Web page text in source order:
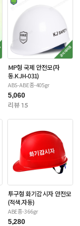
MP형 국제 안전모(자
동.KJH-031)
ABS-ABE종-405gr
5,060
리뷰 15
투구형 화기감시자 안전모
(적색.자동)
ABE종-366gr
5,280